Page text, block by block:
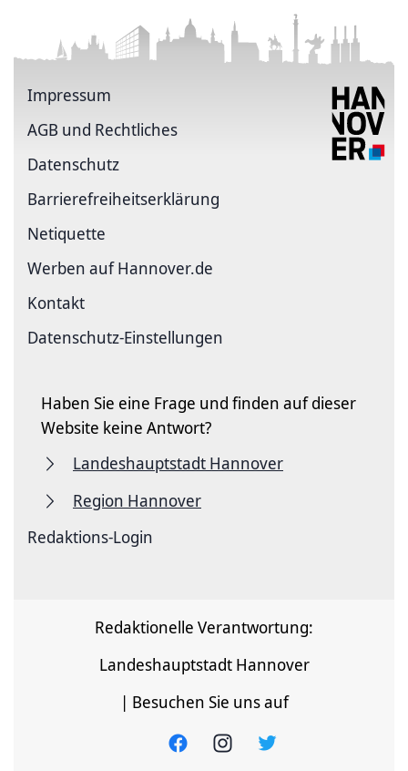
Impressum
AGB und Rechtliches
Datenschutz
Barriere­freiheits­erklärung
Netiquette
Werben auf Hannover.de
Kontakt
Datenschutz-Einstellungen
Haben Sie eine Frage und finden auf dieser
Website keine Antwort?
Landeshauptstadt Hannover
Region Hannover
Redaktions-Login
Redaktionelle Verantwortung:
Landeshauptstadt Hannover
| Besuchen Sie uns auf